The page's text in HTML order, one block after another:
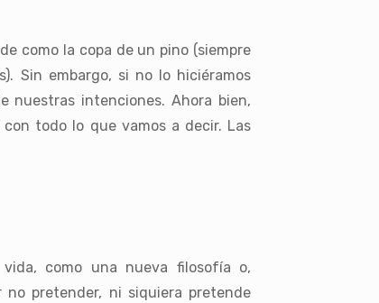
como la copa de un pino (siempre
Sin embargo, si no lo hiciéramos
nuestras intenciones. Ahora bien,
todo lo que vamos a decir. Las
como una nueva filosofía o,
pretender, ni siquiera pretende